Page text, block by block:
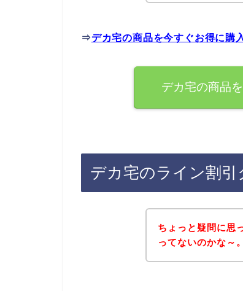
⇒デカ宅の商品を今すぐお得に購
デカ宅の商品
デカ宅のライン割
ちょっと疑問に思
ってないのかな～。